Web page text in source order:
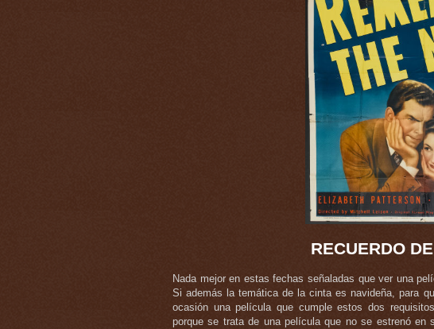
RECUERDO
Nada mejor en estas fechas señaladas que ver una
Si además la temática de la cinta es navideña, para
ocasión una película que cumple estos dos
porque se trata de una película que no se estrenó